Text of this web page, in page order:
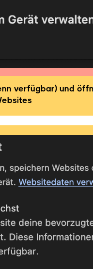
verfügbar) und